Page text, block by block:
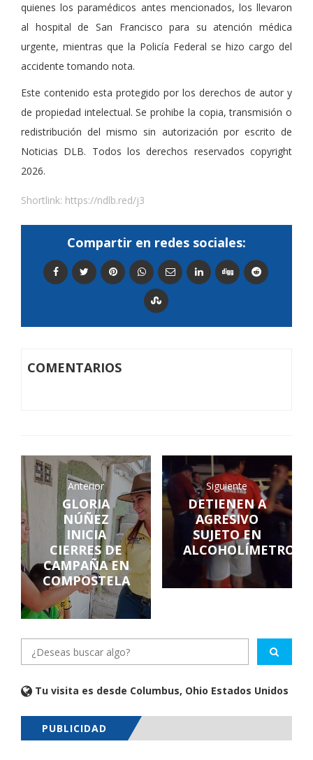
quienes los paramédicos antes mencionados, los llevaron
al hospital de San Francisco para su atención médica
urgente, mientras que la Policía Federal se hizo cargo del
accidente tomando nota.
Este contenido esta protegido por los derechos de autor y
de propiedad intelectual. Se prohibe la copia, transmisión o
redistribución del mismo sin autorización por escrito de
Noticias DLB. Todos los derechos reservados copyright
2026.
Shortlink: https://ndlb.red/j3
Compartir en redes sociales:
COMENTARIOS
Anterior
GLORIA
NÚÑEZ
INICIA
CIERRES DE
CAMPAÑA EN
COMPOSTELA
Siguiente
DETIENEN A
AGRESIVO
SUJETO EN
ALCOHOLÍMETRO
Tu visita es desde Columbus, Ohio Estados Unidos
PUBLICIDAD